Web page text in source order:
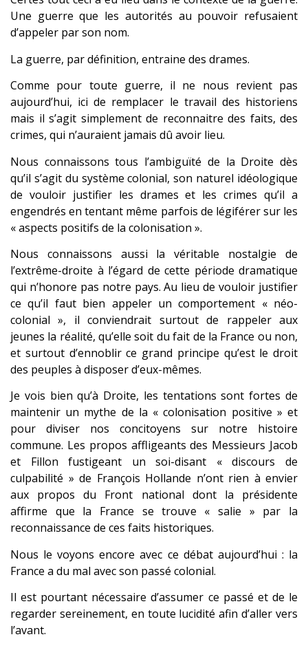
Une guerre que les autorités au pouvoir refusaient
d’appeler par son nom.
La guerre, par définition, entraine des drames.
Comme pour toute guerre, il ne nous revient pas
aujourd’hui, ici de remplacer le travail des historiens
mais il s’agit simplement de reconnaitre des faits, des
crimes, qui n’auraient jamais dû avoir lieu.
Nous connaissons tous l’ambiguïté de la Droite dès
qu’il s’agit du système colonial, son naturel idéologique
de vouloir justifier les drames et les crimes qu’il a
engendrés en tentant même parfois de légiférer sur les
« aspects positifs de la colonisation ».
Nous connaissons aussi la véritable nostalgie de
l’extrême-droite à l’égard de cette période dramatique
qui n’honore pas notre pays. Au lieu de vouloir justifier
ce qu’il faut bien appeler un comportement « néo-
colonial », il conviendrait surtout de rappeler aux
jeunes la réalité, qu’elle soit du fait de la France ou non,
et surtout d’ennoblir ce grand principe qu’est le droit
des peuples à disposer d’eux-mêmes.
Je vois bien qu’à Droite, les tentations sont fortes de
maintenir un mythe de la « colonisation positive » et
pour diviser nos concitoyens sur notre histoire
commune. Les propos affligeants des Messieurs Jacob
et Fillon fustigeant un soi-disant « discours de
culpabilité » de François Hollande n’ont rien à envier
aux propos du Front national dont la présidente
affirme que la France se trouve « salie » par la
reconnaissance de ces faits historiques.
Nous le voyons encore avec ce débat aujourd’hui : la
France a du mal avec son passé colonial.
Il est pourtant nécessaire d’assumer ce passé et de le
regarder sereinement, en toute lucidité afin d’aller vers
l’avant.